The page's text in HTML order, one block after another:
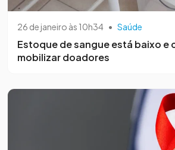
26 de janeiro às 10h34 • Saúde
Estoque de sangue está baixo e
mobilizar doadores